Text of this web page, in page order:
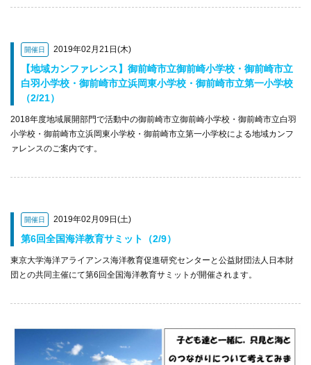
開催日 2019年02月21日(木)
【地域カンファレンス】御前崎市立御前崎小学校・御前崎市立
白羽小学校・御前崎市立浜岡東小学校・御前崎市立第一小学校
（2/21）
2018年度地域展開部門で活動中の御前崎市立御前崎小学校・御前崎市立白羽
小学校・御前崎市立浜岡東小学校・御前崎市立第一小学校による地域カンフ
ァレンスのご案内です。
開催日 2019年02月09日(土)
第6回全国海洋教育サミット（2/9）
東京大学海洋アライアンス海洋教育促進研究センターと公益財団法人日本財
団との共同主催にて第6回全国海洋教育サミットが開催されます。